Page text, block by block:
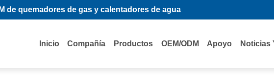
de quemadores de gas y calentadores de agua
Inicio Compañía Productos OEM/ODM Apoyo Noticias